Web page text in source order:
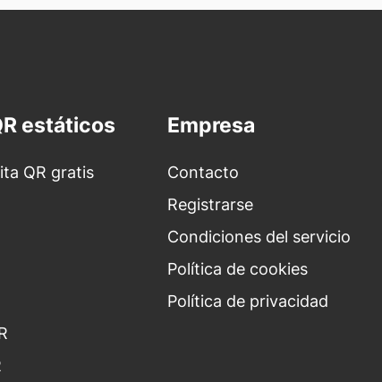
estáticos
QR gratis
Empresa
Contacto
Registrarse
Condiciones del servicio
Política de cookies
Política de privacidad